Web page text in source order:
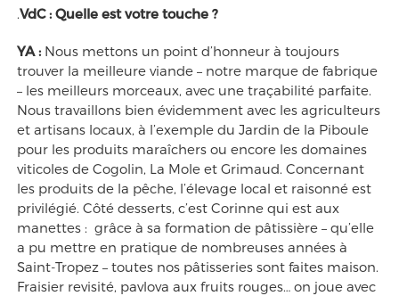
.VdC : Quelle est votre touche ?
YA : Nous mettons un point d’honneur à toujours
trouver la meilleure viande – notre marque de fabrique
– les meilleurs morceaux, avec une traçabilité parfaite.
Nous travaillons bien évidemment avec les agriculteurs
et artisans locaux, à l’exemple du Jardin de la Piboule
pour les produits maraîchers ou encore les domaines
viticoles de Cogolin, La Mole et Grimaud. Concernant
les produits de la pêche, l’élevage local et raisonné est
privilégié. Côté desserts, c’est Corinne qui est aux
manettes : grâce à sa formation de pâtissière – qu’elle
a pu mettre en pratique de nombreuses années à
Saint-Tropez – toutes nos pâtisseries sont faites maison.
Fraisier revisité, pavlova aux fruits rouges… on joue avec